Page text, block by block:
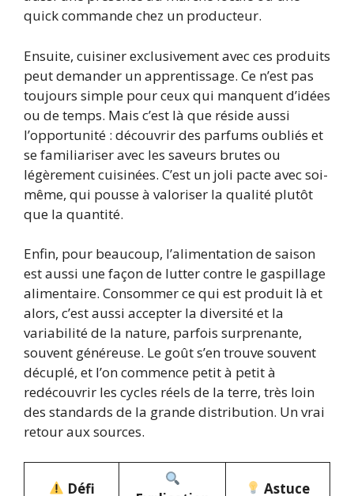
quick commande chez un producteur.
Ensuite, cuisiner exclusivement avec ces produits
peut demander un apprentissage. Ce n’est pas
toujours simple pour ceux qui manquent d’idées
ou de temps. Mais c’est là que réside aussi
l’opportunité : découvrir des parfums oubliés et
se familiariser avec les saveurs brutes ou
légèrement cuisinées. C’est un joli pacte avec soi-
même, qui pousse à valoriser la qualité plutôt
que la quantité.
Enfin, pour beaucoup, l’alimentation de saison
est aussi une façon de lutter contre le gaspillage
alimentaire. Consommer ce qui est produit là et
alors, c’est aussi accepter la diversité et la
variabilité de la nature, parfois surprenante,
souvent généreuse. Le goût s’en trouve souvent
décuplé, et l’on commence petit à petit à
redécouvrir les cycles réels de la terre, très loin
des standards de la grande distribution. Un vrai
retour aux sources.
Défi Astuce